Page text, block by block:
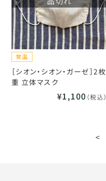
［シオン・シオン・ガーゼ］2枚
重 立体マスク
¥1,100 （税込）
<